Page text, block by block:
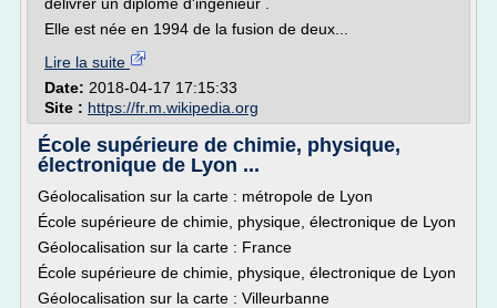
Elle est née en 1994 de la fusion de deux...
Lire la suite
Date: 2018-04-17 17:15:33
Site : https://fr.m.wikipedia.org
École supérieure de chimie, physique,
électronique de Lyon ...
Géolocalisation sur la carte : métropole de Lyon
École supérieure de chimie, physique, électronique de Lyon
Géolocalisation sur la carte : France
École supérieure de chimie, physique, électronique de Lyon
Géolocalisation sur la carte : Villeurbanne